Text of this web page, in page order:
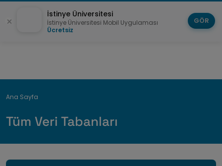
Breadcrumb
Ana Sayfa
Tüm Veri Tabanları
İstinye Üniversitesi
İstinye Üniversitesi Mobil Uygulaması
Ücretsiz
GÖR